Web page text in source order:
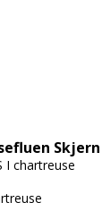
Skjern
I chartreuse